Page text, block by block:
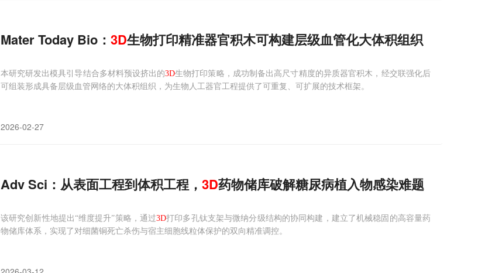
Mater Today Bio： 3D生物打印精准器官积木可构建层级血管化大体积组织
本研究研发出模具引导结合多材料预设挤出的3D生物打印策略，成功制备出高尺寸精度的异质器官积木，经交联强化后
可组装形成具备层级血管网络的大体积组织，为生物人工器官工程提供了可重复、可扩展的技术框架。
2026-02-27
Adv Sci：从表面工程到体积工程， 3D药物储库破解糖尿病植入物感染难题
该研究创新性地提出“维度提升”策略，通过3D打印多孔钛支架与微纳分级结构的协同构建，建立了机械稳固的高容量药
物储库体系，实现了对细菌铜死亡杀伤与宿主细胞线粒体保护的双向精准调控。